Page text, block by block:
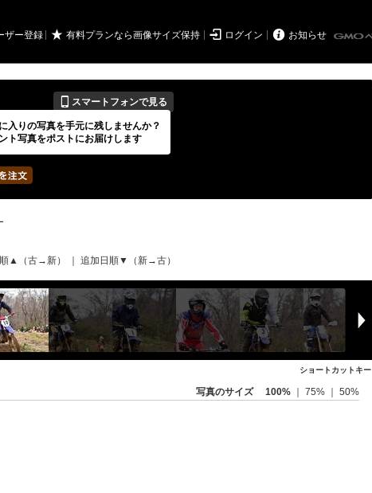
ザー登録 ★ 有料プランなら画像サイズ保持  ログイン  お知らせ
📱 スマートフォンで見る
イベントの期間
2021 / 12 / 26
枚
▲（古→新） 追加日順▼（新→古）
ショートカットキー
写真のサイズ 100% 75% 50%
入りの写真を手元に残しませんか？
ト写真をポストにお届けします